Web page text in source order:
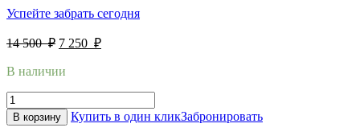
Успейте забрать сегодня
14 500₽ 7 250 ₽
В наличии
В корзину Купить в один кликЗабронировать